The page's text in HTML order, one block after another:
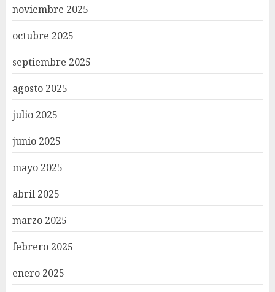
noviembre 2025
octubre 2025
septiembre 2025
agosto 2025
julio 2025
junio 2025
mayo 2025
abril 2025
marzo 2025
febrero 2025
enero 2025